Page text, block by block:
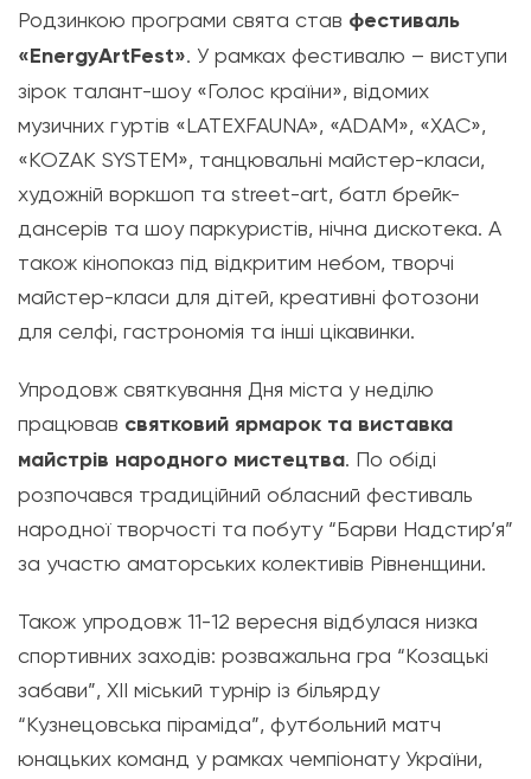
Родзинкою програми свята став фестиваль
«EnergyArtFest». У рамках фестивалю – виступи
зірок талант-шоу «Голос країни», відомих
музичних гуртів «LATEXFAUNA», «ADAM», «ХAC»,
«KOZAK SYSTEM», танцювальні майстер-класи,
художній воркшоп та street-art, батл брейк-
дансерів та шоу паркуристів, нічна дискотека. А
також кінопоказ під відкритим небом, творчі
майстер-класи для дітей, креативні фотозони
для селфі, гастрономія та інші цікавинки.
Упродовж святкування Дня міста у неділю
працював святковий ярмарок та виставка
майстрів народного мистецтва. По обіді
розпочався традиційний обласний фестиваль
народної творчості та побуту “Барви Надстир’я”
за участю аматорських колективів Рівненщини.
Також упродовж 11-12 вересня відбулася низка
спортивних заходів: розважальна гра “Козацькі
забави”, XII міський турнір із більярду
“Кузнецовська піраміда”, футбольний матч
юнацьких команд у рамках чемпіонату України,